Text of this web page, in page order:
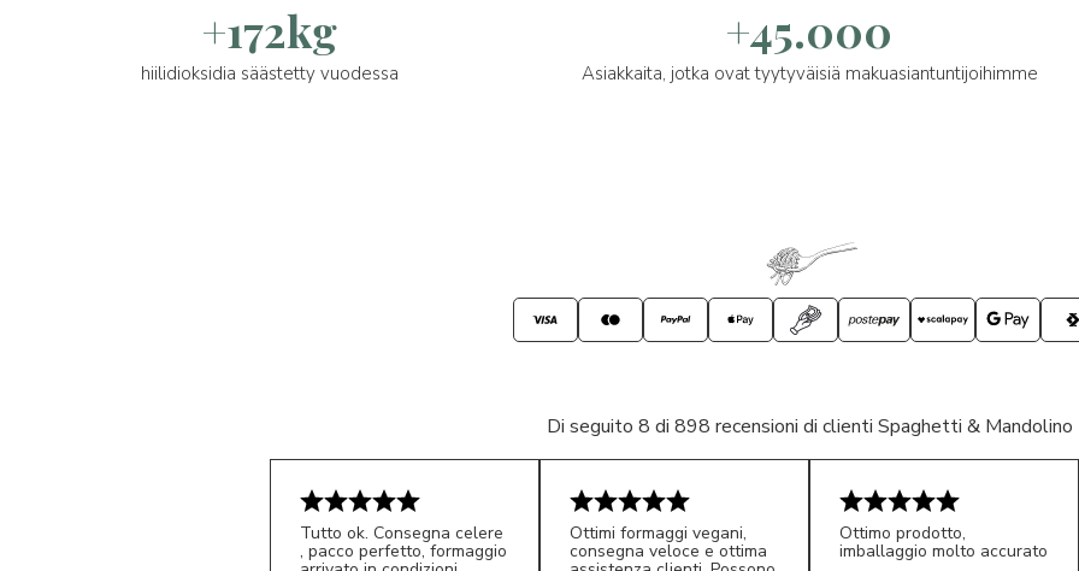
+172kg
hiilidioksidia säästetty vuodessa
+45.000
Asiakkaita, jotka ovat tyytyväisiä makuasiantuntijoihimme
Di seguito 8 di 898 recensioni di clienti Spaghetti & Mandolino
Tutto ok. Consegna celere
, pacco perfetto, formaggio
Ottimi formaggi vegani,
consegna veloce e ottima
Ottimo prodotto,
imballaggio molto accurato